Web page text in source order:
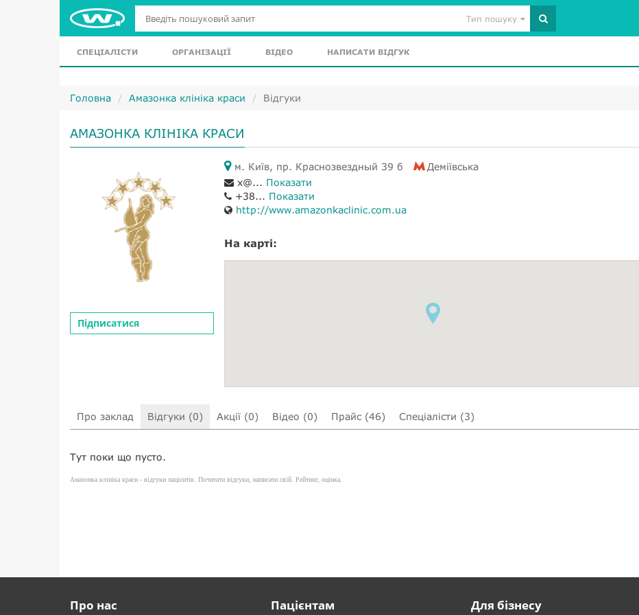
Тип пошуку
СПЕЦІАЛІСТИ ОРГАНІЗАЦІЇ ВІДЕО НАПИСАТИ ВІДГУК
Головна Амазонка клініка краси Відгуки
АМАЗОНКА КЛІНІКА КРАСИ
Підписатися
м. Київ, пр. Краснозвездный 39 б
Деміївська
x@... Показати
+38... Показати
http://www.amazonkaclinic.com.ua
На карті:
Про заклад Відгуки (0) Акції (0) Відео (0) Прайс (46) Спеціалісти (3)
Тут поки що пусто.
Амазонка клініка краси - відгуки пацієнтів. Почитати відгуки, написати свій. Рейтинг, оцінка.
Про нас Пацієнтам Для бізнесу